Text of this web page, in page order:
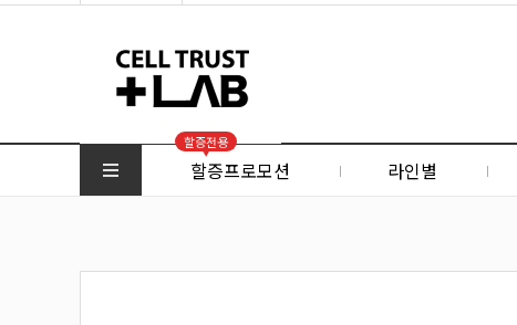
할증전용
할증프로모션 라인별